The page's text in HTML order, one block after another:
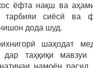
ёфта нақш ва
сиёсӣ ва
дода шуд.
шаҳодат
таҳқиқи мавзуи